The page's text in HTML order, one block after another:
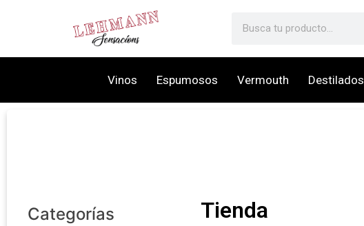
Vinos Espumosos Vermouth Destilados
Categorías Tienda